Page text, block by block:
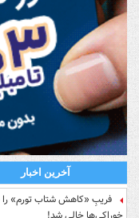
آخرین اخبار